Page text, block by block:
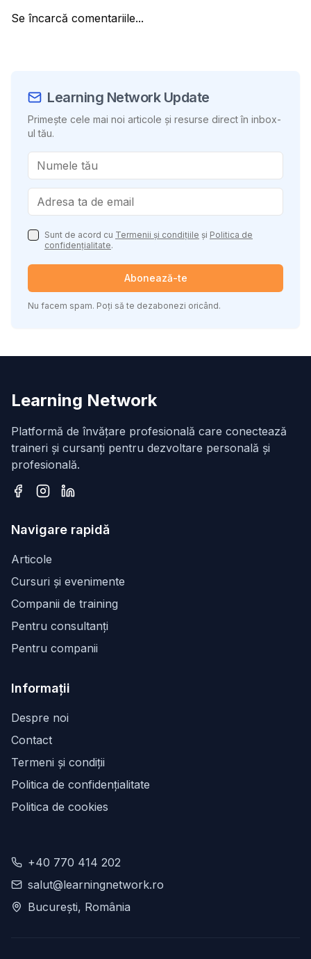
Se încarcă comentariile...
Learning Network Update
Primește cele mai noi articole și resurse direct în inbox-
ul tău.
Sunt de acord cu Termenii și condițiile și Politica de
confidențialitate.
Abonează-te
Nu facem spam. Poți să te dezabonezi oricând.
Learning Network
Platformă de învățare profesională care conectează
traineri și cursanți pentru dezvoltare personală și
profesională.
Navigare rapidă
Articole
Cursuri și evenimente
Companii de training
Pentru consultanți
Pentru companii
Informații
Despre noi
Contact
Termeni și condiții
Politica de confidențialitate
Politica de cookies
+40 770 414 202
salut@learningnetwork.ro
București, România